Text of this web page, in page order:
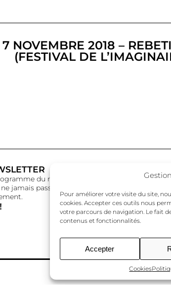
Pour améliorer votre visite du site,
cookies. Accepter ces outils nous
votre parcours de navigation. Le fait
contenus et fonctionnalités.
Accepter
Cookies
7 NOVEMBRE 2018 –
(FESTIVAL DE
du mois,
jamais passer à côté d’un